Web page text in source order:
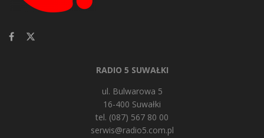
RADIO 5 SUWAŁKI
ul. Bulwarowa 5
16-400 Suwałki
tel. (087) 567 80 00
serwis@radio5.com.pl